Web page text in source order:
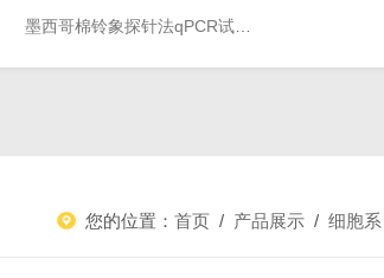
墨西哥棉铃象探针法qPCR试剂盒（不含内参）
您的位置： 首页 / 产品展示 / 细胞系